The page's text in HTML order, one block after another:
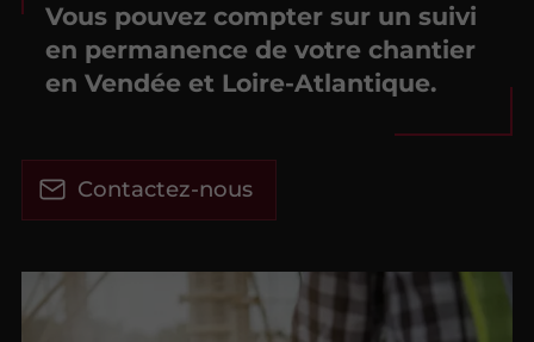
Vous pouvez compter sur un suivi
en permanence de votre chantier
en Vendée et Loire-Atlantique.
Contactez-nous